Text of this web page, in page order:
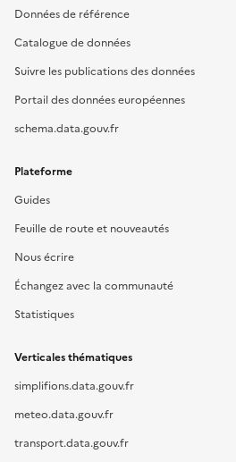
Données de référence
Catalogue de données
Suivre les publications des données
Portail des données européennes
schema.data.gouv.fr
Plateforme
Guides
Feuille de route et nouveautés
Nous écrire
Échangez avec la communauté
Statistiques
Verticales thématiques
simplifions.data.gouv.fr
meteo.data.gouv.fr
transport.data.gouv.fr